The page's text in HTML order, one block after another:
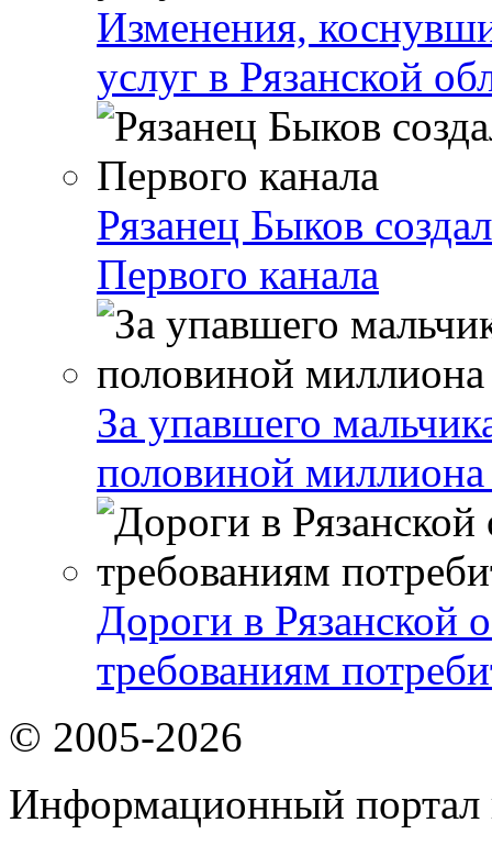
Изменения,
услуг в Рязанской
Рязанец Быков
Первого канала
За упавшего
половиной миллиона
Дороги в Рязанской
требованиям
© 2005-2026
Информационный портал